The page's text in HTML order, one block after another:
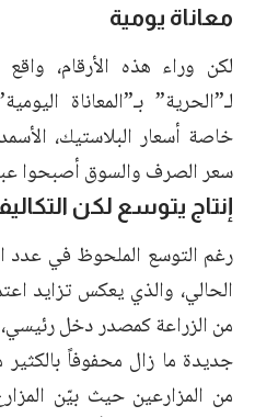
معاناة يومية
لكن وراء هذه الأرقام،
لـ”الحرية” بـ”المعاناة
خاصة أسعار البلاستيك،
سعر الصرف والسوق أصبحوا
إنتاج يتوسع لكن
رغم التوسع الملحوظ في عدد
الحالي، والذي يعكس تزايد
من الزراعة كمصدر دخل
جديدة ما زال محفوفاً بالكثير
من المزارعين حيث بيّن